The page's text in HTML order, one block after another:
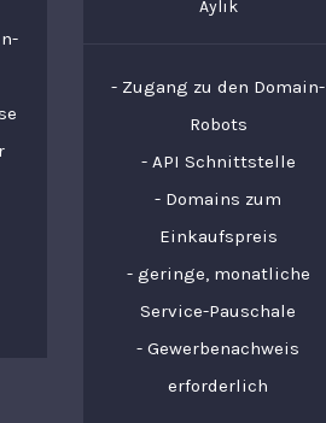
Aylık
- Zugang zu den Domain-
Robots
- API Schnittstelle
- Domains zum
Einkaufspreis
- geringe, monatliche
Service-Pauschale
- Gewerbenachweis
erforderlich